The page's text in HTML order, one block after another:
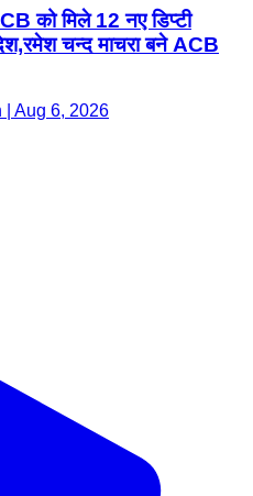
को मिले 12 नए डिप्टी
चन्द माचरा बने ACB
| Aug 6, 2026